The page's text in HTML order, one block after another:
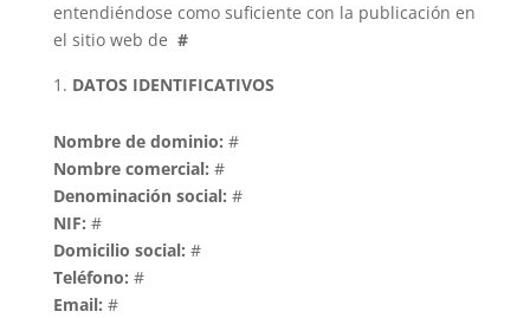
entendiéndose como suficiente con la publicación en
el sitio web de #
DATOS IDENTIFICATIVOS
Nombre de dominio: #
Nombre comercial: #
Denominación social: #
NIF: #
Domicilio social: #
Teléfono: #
Email: #